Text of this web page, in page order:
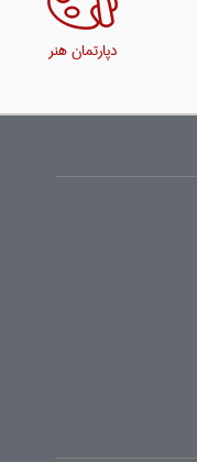
دپارتمان هنر